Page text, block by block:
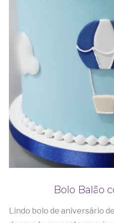
Bolo Balão
Lindo bolo de aniversário